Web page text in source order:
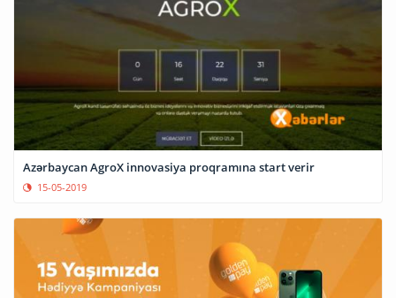
Azərbaycan AgroX innovasiya proqramına start verir
15-05-2019